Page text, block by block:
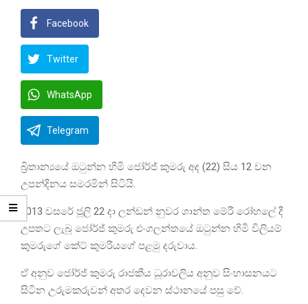
Facebook
Twitter
WhatsApp
Telegram
බ්‍රිතාන්‍යයේ ඔටුන්න හිමි ජෝර්ජ් කුමරු අද (22) සිය 12 වන
උපන්දිනය සමරමින් සිටියි.
2013 වසරේ ජූලි 22 දා ලන්ඩන් නුවර ශාන්ත මේරී රෝහලේ දී
උපතට ලැබූ ජෝර්ජ් කුමරු එංගලන්තයේ ඔටුන්න හිමි විලියම්
කුමරුගේ කේට් කුමරියගේ පළමු දරුවාය.
ඒ අනුව ජෝර්ජ් කුමරු රාජකීය ධූරාවලිය අනුව සිංහාසනයට
සිටින උරුමකරුවන් අතර දෙවන ස්ථානයේ පසු වේ.